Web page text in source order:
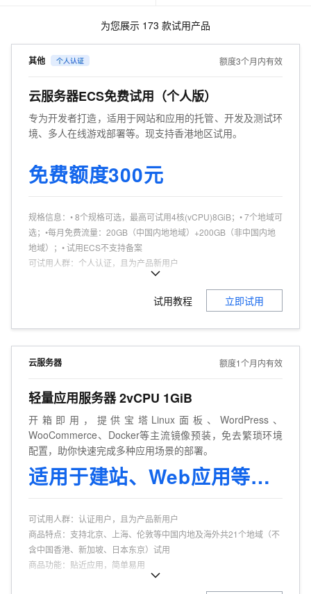
为您展示 173 款试用产品
其他 额度3个月内有效
云服务器ECS免费试用（个人版）
专为开发者打造，适用于网站和应用的托管、开发及测试环
境、多人在线游戏部署等。现支持香港地区试用。
免费额度300元
规格信息： • 8个规格可选，最高可试用4核(vCPU)8GiB；• 7个地域可
选；•每月免费流量：20GB（中国内地地域）+200GB（非中国内地
地域）；• 试用ECS不支持备案
可试用人群： 个人认证，且为产品新用户
个人、企业试用不同享。
试用教程 立即试用
云服务器 额度1个月内有效
轻量应用服务器 2vCPU 1GiB
开箱即用，提供宝塔Linux面板、WordPress、
WooCommerce、Docker等主流镜像预装，免去繁琐环境
配置，助你快速完成多种应用场景的部署。
适用于建站、Web应用等场景
可试用人群： 认证用户，且为产品新用户
商品特点： 支持北京、上海、伦敦等中国内地及海外共21个地域（不
含中国香港、新加坡、日本东京）试用
商品功能： 贴近应用，简单易用